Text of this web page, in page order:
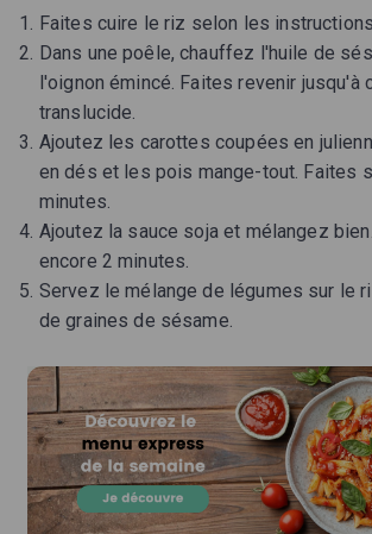
Faites cuire le riz selon les
Dans une poêle, chauffez l'huile de
l'oignon émincé. Faites revenir jusqu'à
translucide.
Ajoutez les carottes coupées en
en dés et les pois mange-tout. Faites
minutes.
Ajoutez la sauce soja et mélangez
encore 2 minutes.
Servez le mélange de légumes sur le
de graines de sésame.